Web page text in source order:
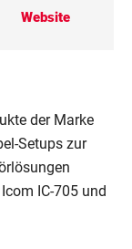
Website
der Marke
Setups zur
IC-705 und